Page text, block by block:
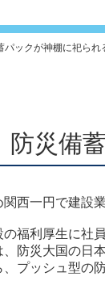
ックが神棚に祀られ
防災備
西一円で建設
福利厚生に社
、防災大国の日
プッシュ型の